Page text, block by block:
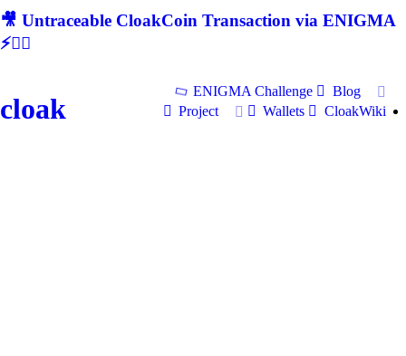
🎥 Untraceable CloakCoin Transaction via ENIGMA
⚡🕵‍♂
cloak
ENIGMA Challenge
Blog
Project
Wallets CloakWiki